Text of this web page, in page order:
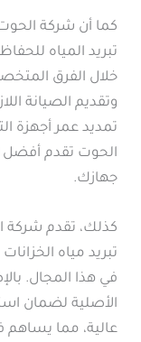
كما أن شركة
تبريد المياه
خلال الفرق
وتقديم الصيانة
تمديد عمر أجهزة
الحوت تقدم أفضل
جهازك.
كذلك، تقدم شركة
تبريد مياه
في هذا المجال.
الأصلية لضمان
عالية، مما يساهم